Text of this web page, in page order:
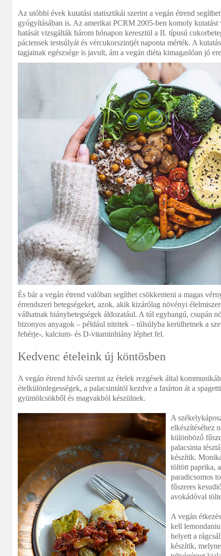
Az utóbbi évek kutatási statisztikái szerint a vegán étrend
gyógyításában is. Az amerikai PCRM 2005-ben komoly kutatást
hatását vizsgálták három hónapon keresztül a II. típusú
páciensek testsúlyát és vércukorszintjét naponta mérték. A
tagjainak egészsége is javult, ám a vegán diéta kimagaslóan jó
És bár a vegán étrend valóban segíthet csökkenteni a magas
érrendszeri betegségeket, azok, akik kizárólag növényi
válhatnak hiánybetegségek áldozatául. A túl egyhangú, csupán
bizonyos anyagok – például nitritek – túlsúlyba kerülhetnek a
fehérje-, kalcium- és D-vitaminhiány léphet fel.
Kedvenc ételeink új köntösben
A vegán étrend hívői szerint az ételek rezgések által
ételkülönlegességek, a palacsintától kezdve a fasírton át a
gyümölcsökből és magvakból készülnek.
A
elkészítéséhez
különböző
palacsinta
készítik.
töltött paprika,
paradicsomos
fűszeres
avokádóval
A vegán
kell
helyett a
készítik,